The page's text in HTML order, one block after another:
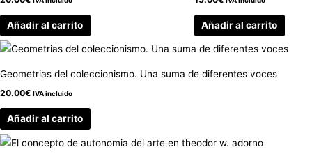
Añadir al carrito Añadir al carrito
Geometrias del coleccionismo. Una suma de diferentes voces
20.00€ IVA incluido
Añadir al carrito